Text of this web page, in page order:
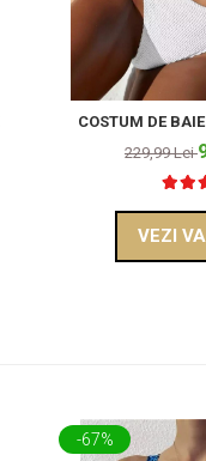
COSTUM DE
229,99 Lei
VEZI
-67%